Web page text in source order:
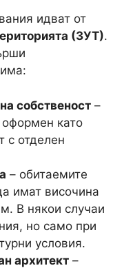
идват от
(ЗУТ).
собственост –
като
с отделен
– обитаемите
имат височина
В някои случаи
но само при
условия.
архитект –